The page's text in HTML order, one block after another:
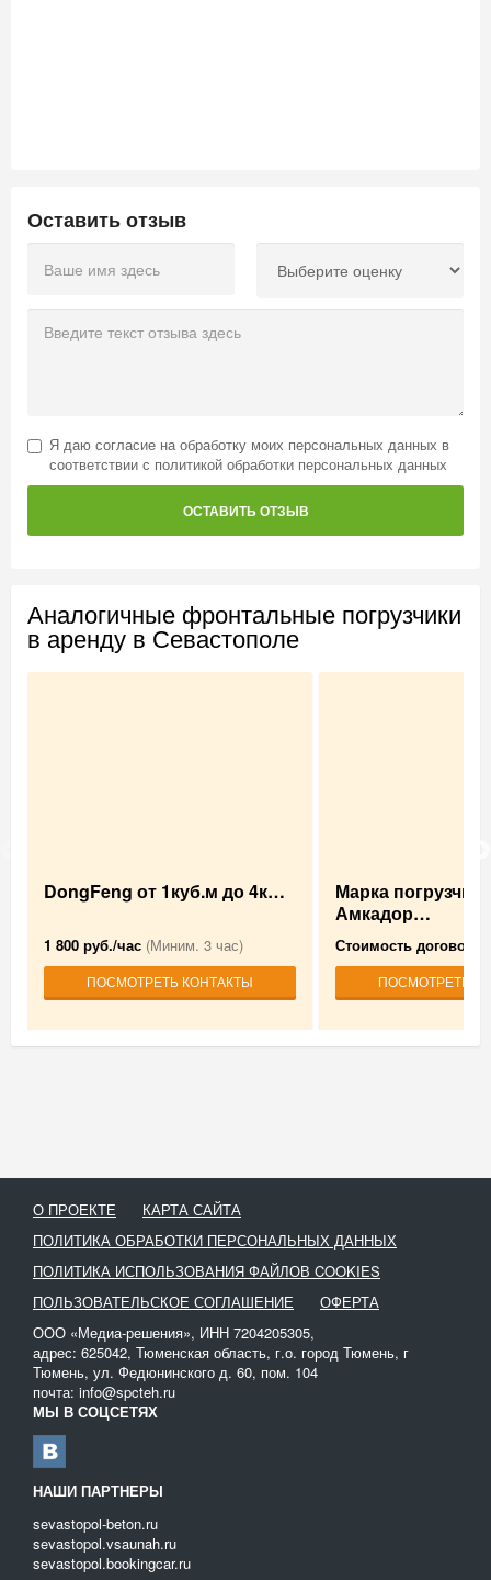
Оставить отзыв
Я даю согласие на обработку моих персональных данных в
соответствии с политикой обработки персональных данных
ОСТАВИТЬ ОТЗЫВ
Аналогичные фронтальные погрузчики
в аренду в Севастополе
DongFeng от 1куб.м до 4к…
1 800 руб./час (Миним. 3 час)
ПОСМОТРЕТЬ КОНТАКТЫ
Марка погрузчика
Амкадор…
Стоимость
ПОСМОТРЕТЬ
О ПРОЕКТЕ
КАРТА САЙТА
ПОЛИТИКА ОБРАБОТКИ ПЕРСОНАЛЬНЫХ ДАННЫХ
ПОЛИТИКА ИСПОЛЬЗОВАНИЯ ФАЙЛОВ COOKIES
ПОЛЬЗОВАТЕЛЬСКОЕ СОГЛАШЕНИЕ
ОФЕРТА
ООО «Медиа-решения», ИНН 7204205305,
адрес: 625042, Тюменская область, г.о. город Тюмень, г
Тюмень, ул. Федюнинского д. 60, пом. 104
почта: info@spcteh.ru
МЫ В СОЦСЕТЯХ
НАШИ ПАРТНЕРЫ
sevastopol-beton.ru
sevastopol.vsaunah.ru
sevastopol.bookingcar.ru